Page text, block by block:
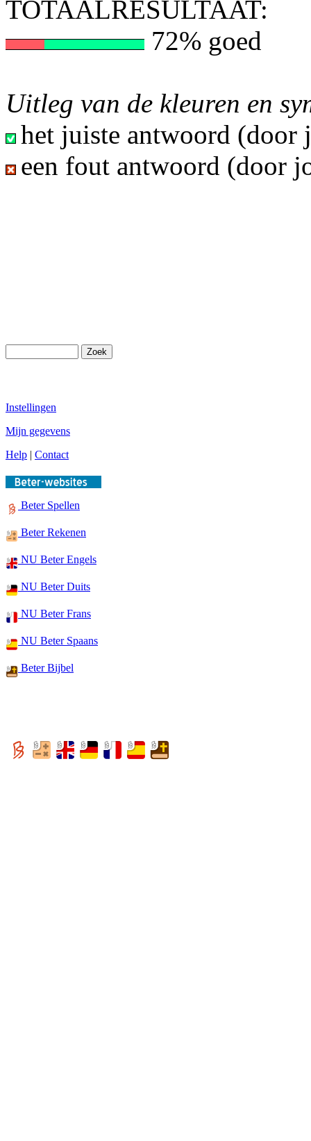
TOTAALRESULTAAT:
72% goed
Uitleg van de kleuren en
het juiste antwoord (door
een fout antwoord (door
Instellingen
Mijn gegevens
Help | Contact
Beter Spellen
Beter Rekenen
NU Beter Engels
NU Beter Duits
NU Beter Frans
NU Beter Spaans
Beter Bijbel